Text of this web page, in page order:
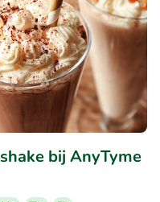
bij AnyTyme